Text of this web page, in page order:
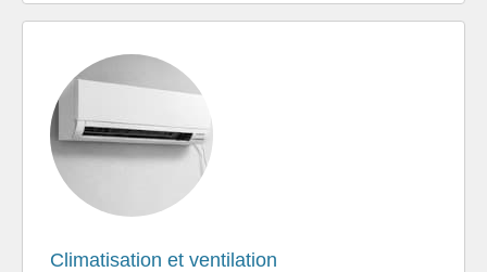
Climatisation et ventilation